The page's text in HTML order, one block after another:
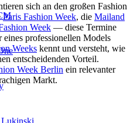
sich an den großen Fashion
Paris Fashion Week, die Mailand
Week — diese Termine
professionellen Models
Weeks kennt und versteht, wie
entscheidenden Vorteil.
Week Berlin ein relevanter
Markt.